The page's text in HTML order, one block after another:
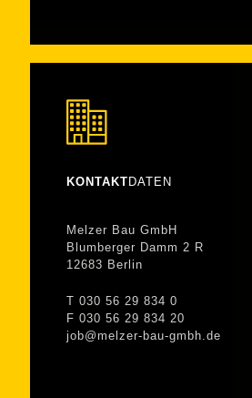
KONTAKTDATEN
Melzer Bau GmbH
Blumberger Damm 2 R
12683 Berlin
T 030 56 29 834 0
F 030 56 29 834 20
job@melzer-bau-gmbh.de